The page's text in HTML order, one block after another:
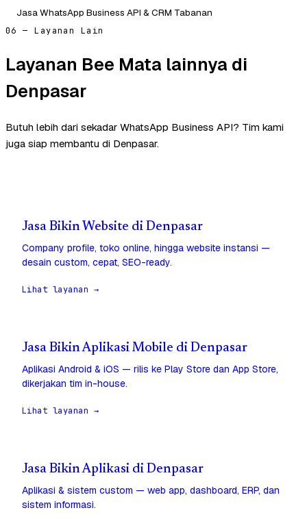
Jasa WhatsApp Business API & CRM Tabanan
06 — Layanan Lain
Layanan Bee Mata lainnya di
Denpasar
Butuh lebih dari sekadar WhatsApp Business API? Tim kami
juga siap membantu di Denpasar.
Jasa Bikin Website di Denpasar
Company profile, toko online, hingga website instansi —
desain custom, cepat, SEO-ready.
Lihat layanan →
Jasa Bikin Aplikasi Mobile di Denpasar
Aplikasi Android & iOS — rilis ke Play Store dan App Store,
dikerjakan tim in-house.
Lihat layanan →
Jasa Bikin Aplikasi di Denpasar
Aplikasi & sistem custom — web app, dashboard, ERP, dan
sistem informasi.